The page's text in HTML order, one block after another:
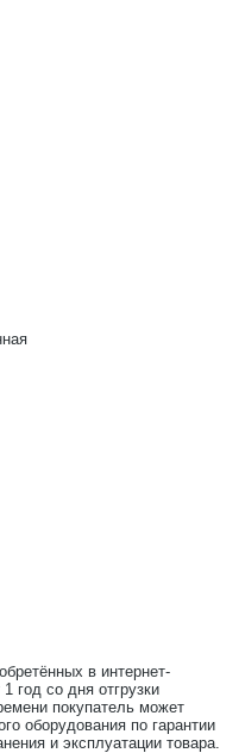
в интернет-
год со дня отгрузки
покупатель может
оборудования по гарантии
и эксплуатации товара.